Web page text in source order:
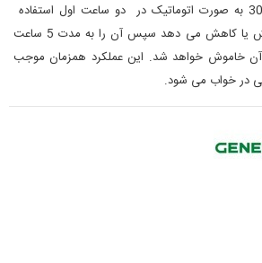
کولرگازی جنرال سان 30000 به صورت اتوماتیک در دو ساعت اول استفاده
میزان دما را 1 درجه افزایش یا کاهش می دهد سپس آن را به مدت 5 ساعت
خاموش خواهد شد. این عملکرد همزمان موجب
در خواب می شود.